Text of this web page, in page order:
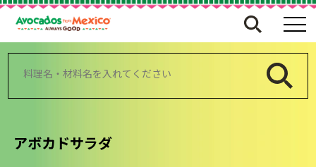
検
アボカドサラダ